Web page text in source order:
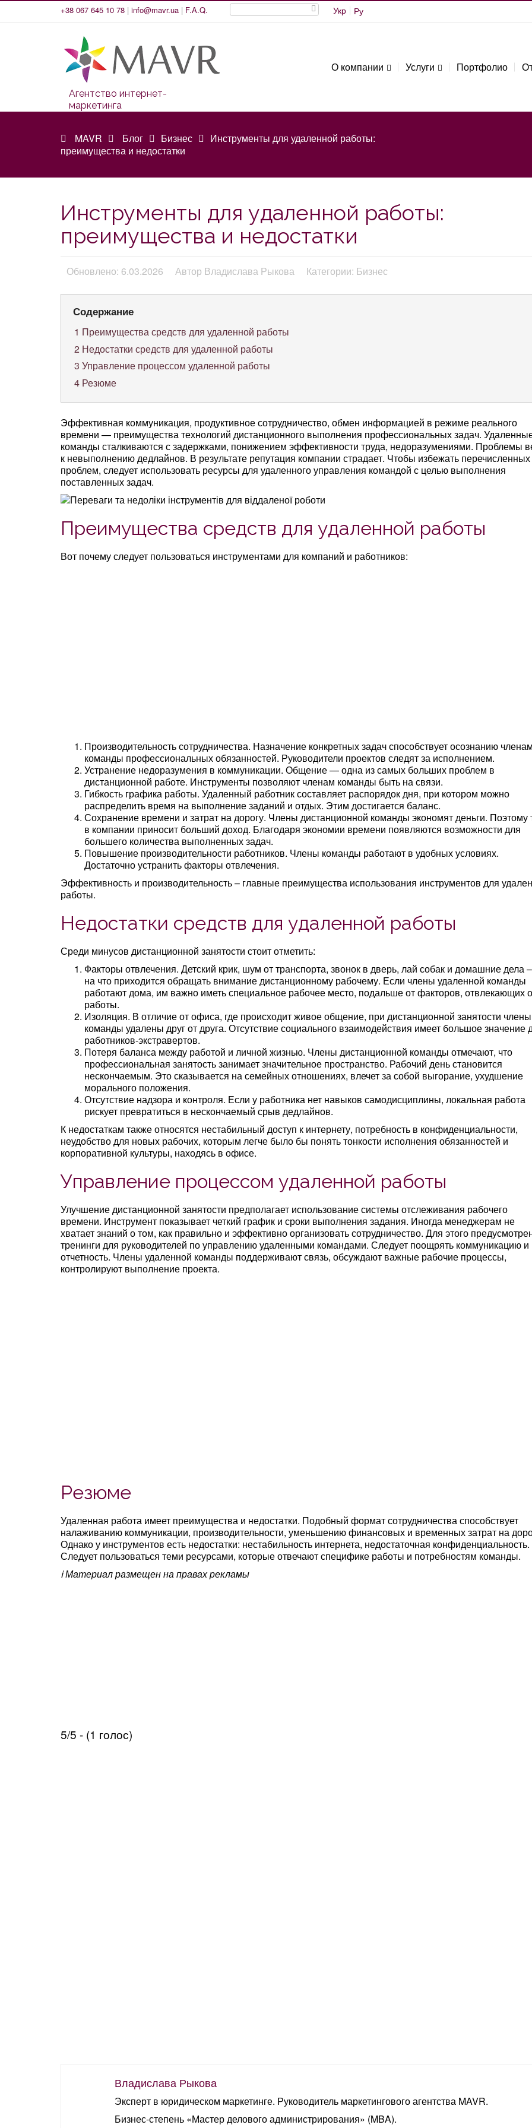
+38 067 645 10 78 | info@mavr.ua | F.A.Q. Укр Ру
Агентство интернет-
маркетинга
О компании Услуги Портфолио
MAVR Блог Бизнес
Инструменты для удаленной работы:
преимущества и недостатки
Инструменты для удаленной работы:
преимущества и недостатки
Обновлено: 6.03.2026 Автор Владислава Рыкова Категории: Бизнес
Содержание
1 Преимущества средств для удаленной работы
2 Недостатки средств для удаленной работы
3 Управление процессом удаленной работы
4 Резюме
Эффективная коммуникация, продуктивное сотрудничество, обмен информацией в режиме реального
времени — преимущества технологий дистанционного выполнения профессиональных задач.
команды сталкиваются с задержками, понижением эффективности труда, недоразумениями. Проблемы
к невыполнению дедлайнов. В результате репутация компании страдает. Чтобы избежать перечисленных
проблем, следует использовать ресурсы для удаленного управления командой с целью выполнения
поставленных задач.
Преимущества средств для удаленной работы
Вот почему следует пользоваться инструментами для компаний и работников:
Производительность сотрудничества. Назначение конкретных задач способствует осознанию
команды профессиональных обязанностей. Руководители проектов следят за исполнением.
Устранение недоразумения в коммуникации. Общение — одна из самых больших проблем в
дистанционной работе. Инструменты позволяют членам команды быть на связи.
Гибкость графика работы. Удаленный работник составляет распорядок дня, при котором можно
распределить время на выполнение заданий и отдых. Этим достигается баланс.
Сохранение времени и затрат на дорогу. Члены дистанционной команды экономят деньги. Поэтому
в компании приносит больший доход. Благодаря экономии времени появляются возможности для
большего количества выполненных задач.
Повышение производительности работников. Члены команды работают в удобных условиях.
Достаточно устранить факторы отвлечения.
Эффективность и производительность – главные преимущества использования инструментов для
работы.
Недостатки средств для удаленной работы
Среди минусов дистанционной занятости стоит отметить:
Факторы отвлечения. Детский крик, шум от транспорта, звонок в дверь, лай собак и домашние дела
на что приходится обращать внимание дистанционному рабочему. Если члены удаленной команды
работают дома, им важно иметь специальное рабочее место, подальше от факторов, отвлекающих
работы.
Изоляция. В отличие от офиса, где происходит живое общение, при дистанционной занятости члены
команды удалены друг от друга. Отсутствие социального взаимодействия имеет большое значение
работников-экстравертов.
Потеря баланса между работой и личной жизнью. Члены дистанционной команды отмечают, что
профессиональная занятость занимает значительное пространство. Рабочий день становится
нескончаемым. Это сказывается на семейных отношениях, влечет за собой выгорание, ухудшение
морального положения.
Отсутствие надзора и контроля. Если у работника нет навыков самодисциплины, локальная работа
рискует превратиться в нескончаемый срыв дедлайнов.
К недостаткам также относятся нестабильный доступ к интернету, потребность в конфиденциальности,
неудобство для новых рабочих, которым легче было бы понять тонкости исполнения обязанностей и
корпоративной культуры, находясь в офисе.
Управление процессом удаленной работы
Улучшение дистанционной занятости предполагает использование системы отслеживания рабочего
времени. Инструмент показывает четкий график и сроки выполнения задания. Иногда менеджерам не
хватает знаний о том, как правильно и эффективно организовать сотрудничество. Для этого
тренинги для руководителей по управлению удаленными командами. Следует поощрять коммуникацию и
отчетность. Члены удаленной команды поддерживают связь, обсуждают важные рабочие процессы,
контролируют выполнение проекта.
Резюме
Удаленная работа имеет преимущества и недостатки. Подобный формат сотрудничества способствует
налаживанию коммуникации, производительности, уменьшению финансовых и временных затрат на
Однако у инструментов есть недостатки: нестабильность интернета, недостаточная конфиденциальность.
Следует пользоваться теми ресурсами, которые отвечают специфике работы и потребностям команды.
ℹ️ Материал размещен на правах рекламы
5/5 - (1 голос)
Владислава Рыкова
Эксперт в юридическом маркетинге. Руководитель маркетингового агентства MAVR.
Бизнес-степень «Мастер делового администрирования» (MBA).